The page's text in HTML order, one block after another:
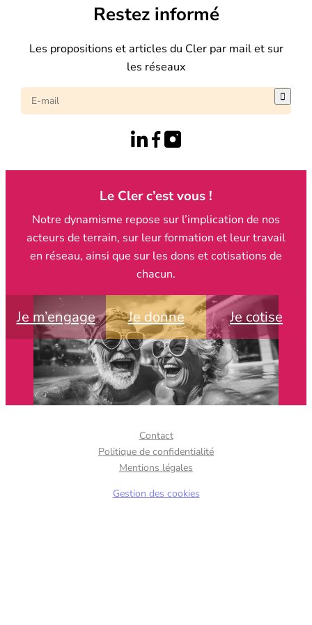
Restez informé
Les propositions et articles du Cler par mail et sur
les réseaux

Le Cler c’est vous !
Notre dynamisme repose sur l’implication de nos
acteurs de terrain, sur leur formation et leur travail
en réseau, ainsi que sur les dons et cotisations de
chacun.
Je m’engage Je donne Je cotise
Contact
Politique de confidentialité
Mentions légales
Gestion des cookies